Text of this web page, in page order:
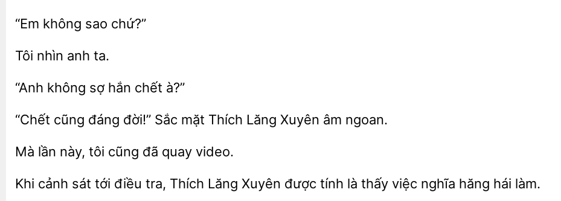
không
ta.
“Anh sợ à?”
cũng đáng đời!” mặt Thích Lăng Xuyên ngoan.
lần này, tôi cũng quay
Khi cảnh sát tới điều tra, Thích Xuyên được là việc nghĩa hăng hái làm.